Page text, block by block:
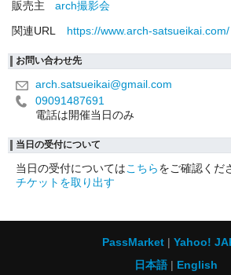
販売主
arch撮影会
関連URL
https://www.arch-satsueikai.com/
お問い合わせ先
arch.satsueikai@gmail.com
09091487691
電話は開催当日のみ
当日の受付について
当日の受付についてはこちらをご確認くだ
チケットを取り出す
PassMarket
Yahoo!
日本語
English